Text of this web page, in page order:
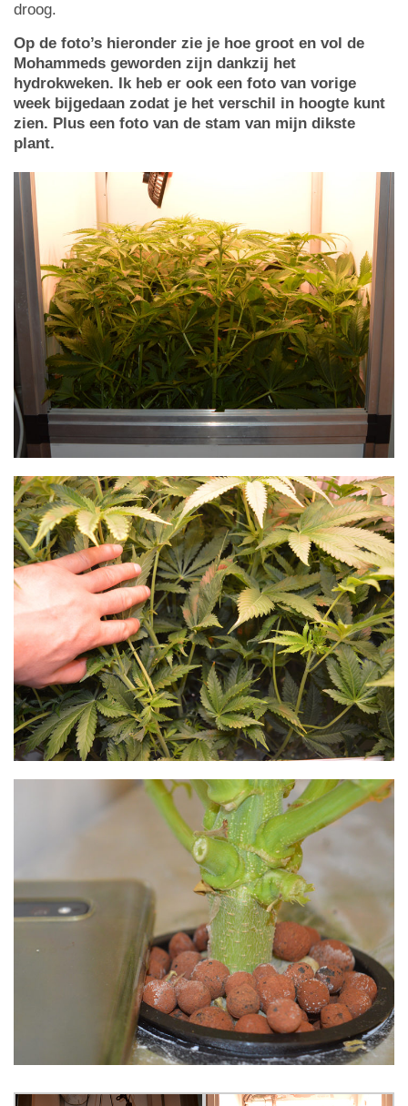
droog.
Op de foto’s hieronder zie je hoe groot en vol de
Mohammeds geworden zijn dankzij het
hydrokweken. Ik heb er ook een foto van vorige
week bijgedaan zodat je het verschil in hoogte kunt
zien. Plus een foto van de stam van mijn dikste
plant.